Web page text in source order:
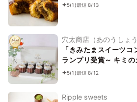
5(1)最短 8/13
穴太商店（あのうしょう
「きみたまスイーツ
ランプリ受賞～ キミの
5(1)最短 8/12
Ripple sweets